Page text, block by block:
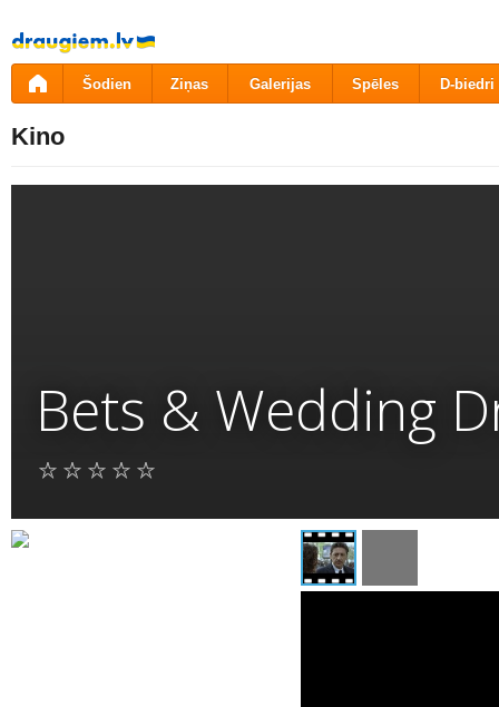
Pāriet
uz
saturu
Šodien Ziņas Galerijas Spēles D-biedri
Kino
Bets & Wedding